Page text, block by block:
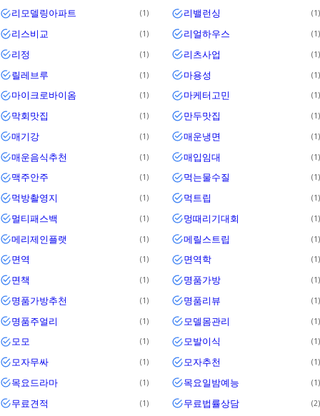
리모델링아파트 1 리밸런싱 1
리스비교 1 리얼하우스 1
리정 1 리츠사업 1
릴레브루 1 마용성 1
마이크로바이옴 1 마케터고민 1
막회맛집 1 만두맛집 1
매기강 1 매운냉면 1
매운음식추천 1 매입임대 1
맥주안주 1 먹는물수질 1
먹방촬영지 1 먹트립 1
멀티패스백 1 멍때리기대회 1
메리제인플랫 1 메릴스트립 1
면역 1 면역학 1
면책 1 명품가방 1
명품가방추천 1 명품리뷰 1
명품주얼리 1 모델몸관리 1
모모 1 모발이식 1
모자무싸 1 모자추천 1
목요드라마 1 목요일밤예능 1
무료견적 1 무료법률상담 2